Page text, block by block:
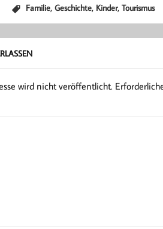
Familie, Geschichte, Kinder, Tourismus
wird nicht veröffentlicht.